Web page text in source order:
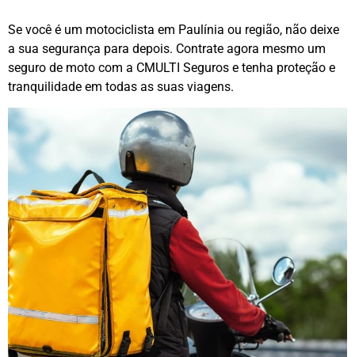
Se você é um motociclista em Paulínia ou região, não deixe
a sua segurança para depois. Contrate agora mesmo um
seguro de moto com a CMULTI Seguros e tenha proteção e
tranquilidade em todas as suas viagens.